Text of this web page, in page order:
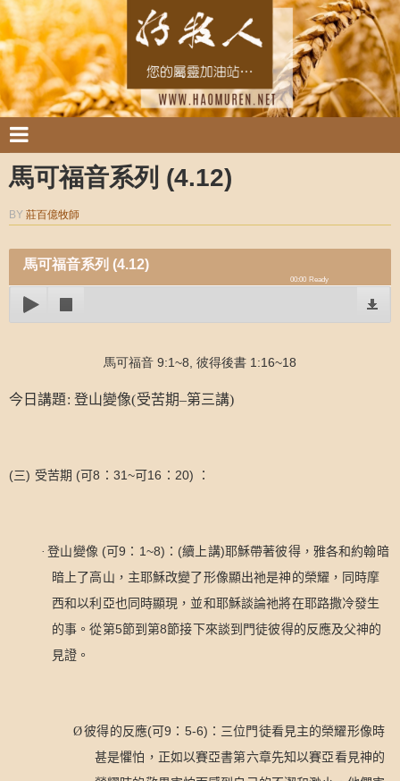
馬可福音系列 (4.12)
BY 莊百億牧師
馬可福音系列 (4.12)
00:00 Ready
馬可福音 9:1~8, 彼得後書 1:16~18
今日講題: 登山變像(受苦期–第三講)
(三) 受苦期 (可8 ： 31~可16 ： 20) ：
· 登山變像 (可9 ： 1~8) ： (續上講)耶穌帶著彼得，雅各和約翰暗
暗上了高山，主耶穌改變了形像顯出祂是神的榮耀，同時摩
西和以利亞也同時顯現，並和耶穌談論祂將在耶路撒冷發生
的事。從第5節到第8節接下來談到門徒彼得的反應及父神的
見證。
Ø彼得的反應(可9 ： 5-6) ：三位門徒看見主的榮耀形像時
甚是懼怕，正如以賽亞書第六章先知以賽亞看見神的